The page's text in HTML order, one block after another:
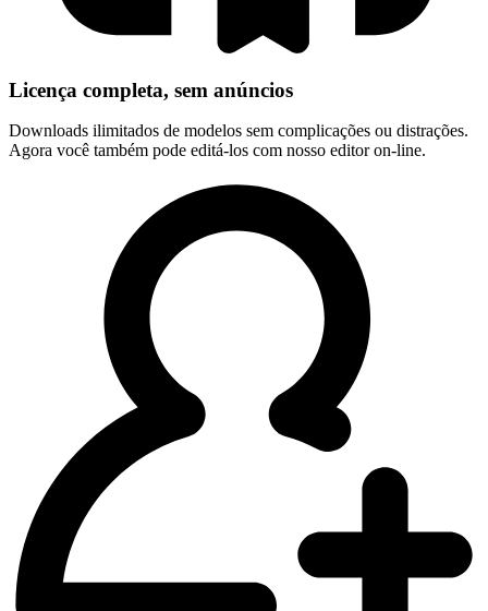
Licença completa, sem anúncios
Downloads ilimitados de modelos sem complicações ou distrações.
Agora você também pode editá-los com nosso editor on-line.